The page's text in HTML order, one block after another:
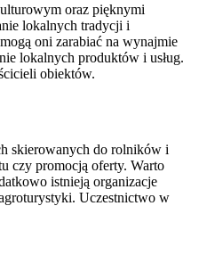
oraz pięknymi
lokalnych tradycji i
oni zarabiać na wynajmie
lokalnych produktów i usług.
obiektów.
skierowanych do rolników i
czy promocją oferty. Warto
istnieją organizacje
Uczestnictwo w